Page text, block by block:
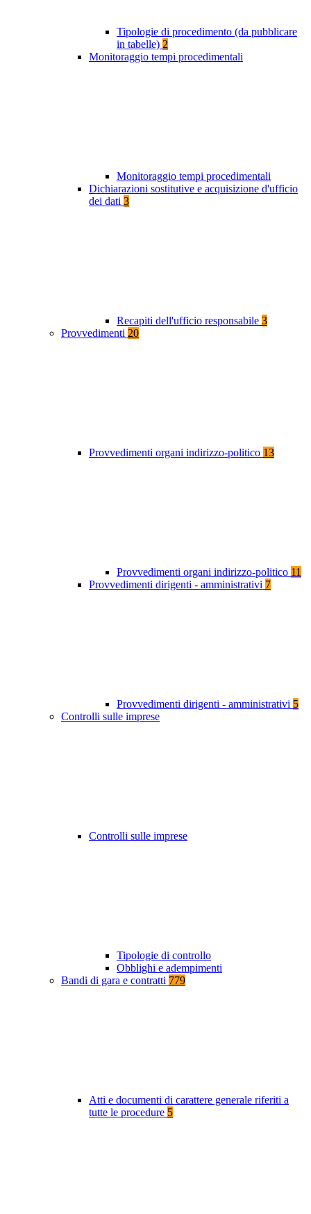
Tipologie di procedimento (da pubblicare
in tabelle) 2
Monitoraggio tempi procedimentali
Monitoraggio tempi procedimentali
Dichiarazioni sostitutive e acquisizione d'ufficio
dei dati 3
Recapiti dell'ufficio responsabile 3
Provvedimenti 20
Provvedimenti organi indirizzo-politico 13
Provvedimenti organi indirizzo-politico 11
Provvedimenti dirigenti - amministrativi 7
Provvedimenti dirigenti - amministrativi 5
Controlli sulle imprese
Controlli sulle imprese
Tipologie di controllo
Obblighi e adempimenti
Bandi di gara e contratti 779
Atti e documenti di carattere generale riferiti a
tutte le procedure 5